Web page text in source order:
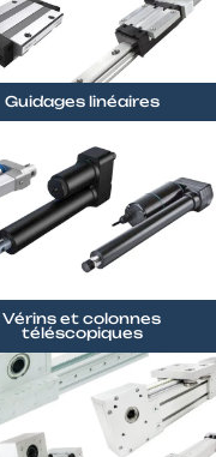
Guidages linéaires
Vérins et colonnes
téléscopiques